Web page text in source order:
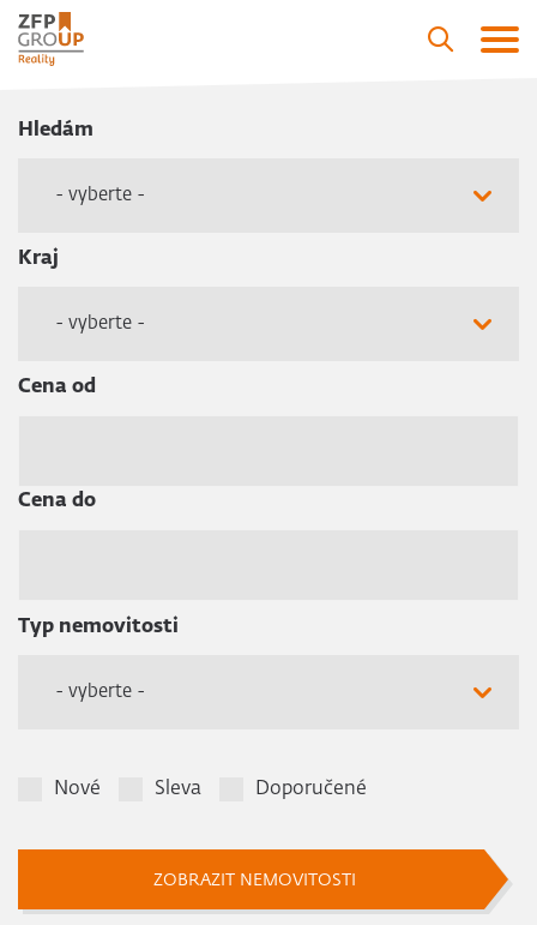
Hledám
- vyberte -
Kraj
- vyberte -
Cena od
Cena do
Typ nemovitosti
- vyberte -
Nové Sleva Doporučené
ZOBRAZIT NEMOVITOSTI